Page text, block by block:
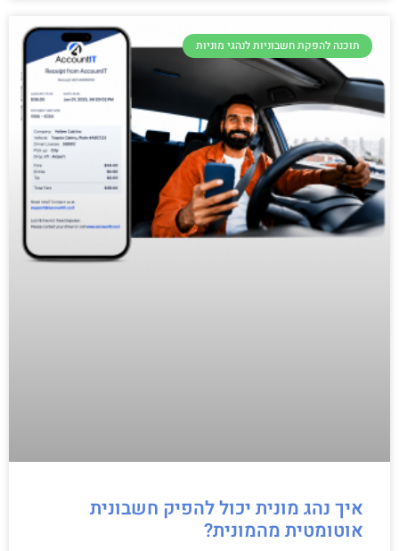
תוכנה להפקת חשבוניות לנהגי מוניות
איך נהג מונית יכול להפיק חשבונית
אוטומטית מהמונית?